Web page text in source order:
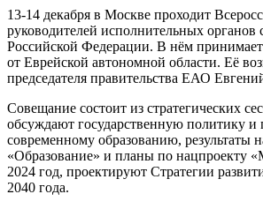
13-14 декабря в Москве проходит
руководителей исполнительных органов
Российской Федерации. В нём принимает
от Еврейской автономной области. Её
председателя правительства ЕАО
Совещание состоит из стратегических
обсуждают государственную политику и
современному образованию, результаты
«Образование» и планы по нацпроекту
2024 год, проектируют Стратегии
2040 года.